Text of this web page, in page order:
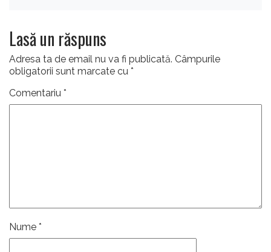
Lasă un răspuns
Adresa ta de email nu va fi publicată. Câmpurile
obligatorii sunt marcate cu *
Comentariu *
Nume *